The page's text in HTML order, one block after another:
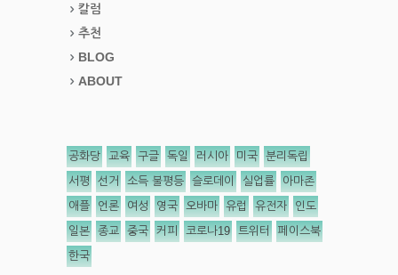
칼럼
추천
BLOG
ABOUT
공화당 교육 구글 독일 러시아 미국 분리독립
서평 선거 소득 불평등 슬로데이 실업률 아마존
애플 언론 여성 영국 오바마 유럽 유전자 인도
일본 종교 중국 커피 코로나19 트위터 페이스북
한국